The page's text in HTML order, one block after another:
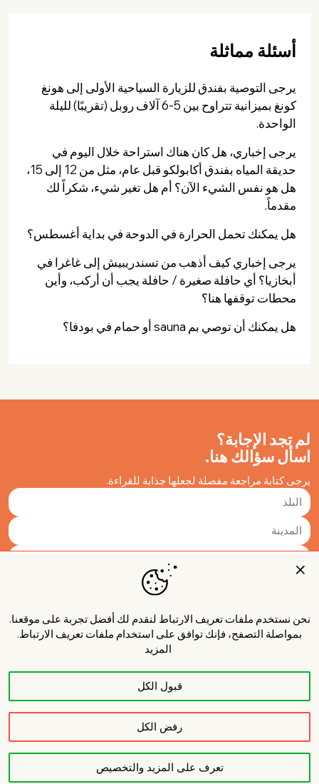
أسئلة مماثلة
يرجى التوصية بفندق للزيارة السياحية الأولى إلى هونغ
كونغ بميزانية تتراوح بين 5-6 آلاف روبل (تقريبًا) لليلة
الواحدة.
يرجى إخباري، هل كان هناك استراحة خلال اليوم في
حديقة المياه بفندق أكابولكو قبل عام، مثل من 12 إلى 15،
هل هو نفس الشيء الآن؟ أم هل تغير شيء، شكراً لك
مقدماً.
هل يمكنك تحمل الحرارة في الدوحة في بداية أغسطس؟
يرجى إخباري كيف أذهب من تسندريبيش إلى غاغرا في
أبخازيا؟ أي حافلة صغيرة / حافلة يجب أن أركب، وأين
محطات توقفها هنا؟
هل يمكنك أن توصي بم sauna أو حمام في بودفا؟
لم تجد الإجابة؟
اسأل سؤالك هنا.
يرجى كتابة مراجعة مفصلة لجعلها جذابة للقراءة.
نشر
حول المشروع
نحن نستخدم ملفات تعريف الارتباط لنقدم لك أفضل تجربة على موقعنا.
بمواصلة التصفح، فإنك توافق على استخدام ملفات تعريف الارتباط.
المزيد
قبول الكل
رفض الكل
تعرف على المزيد والتخصيص